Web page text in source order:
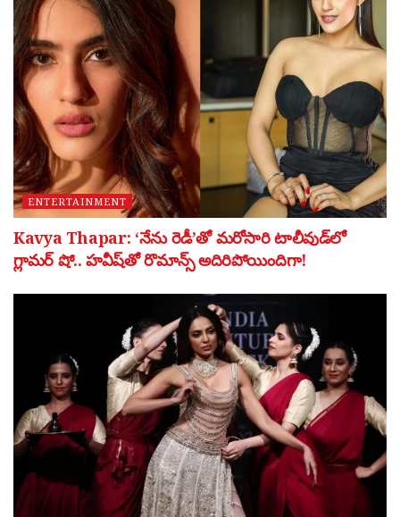
ENTERTAINMENT
Kavya Thapar: ‘నేను రెడీ’తో మరోసారి టాలీవుడ్‌లో
గ్లామర్ షో.. హవీష్‌తో రొమాన్స్ అదిరిపోయిందిగా!